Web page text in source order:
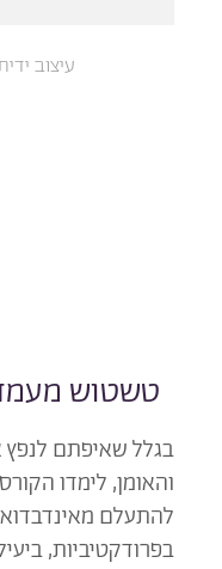
עיצוב
טשטוש
בגלל שאיפתם
והאומן, לימדו
להתעלם
בפרודקטיביות,